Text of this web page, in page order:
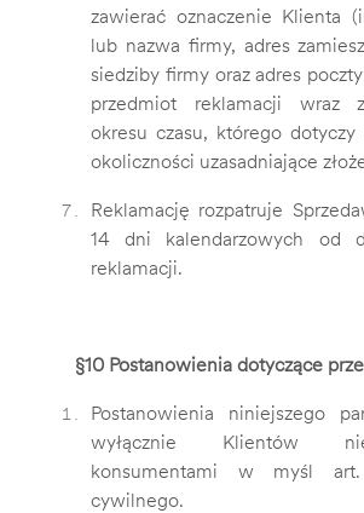
zawierać oznaczenie Klienta
lub nazwa firmy, adres
siedziby firmy oraz adres
przedmiot reklamacji wraz
okresu czasu, którego dotyczy
okoliczności uzasadniające
Reklamację rozpatruje
14 dni kalendarzowych od
reklamacji.
§10 Postanowienia dotyczące
Postanowienia niniejszego
wyłącznie Klientów
konsumentami w myśl
cywilnego.